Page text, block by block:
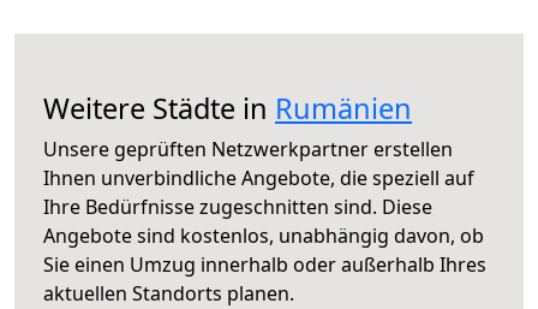
Weitere Städte in Rumänien
Unsere geprüften Netzwerkpartner erstellen
Ihnen unverbindliche Angebote, die speziell auf
Ihre Bedürfnisse zugeschnitten sind. Diese
Angebote sind kostenlos, unabhängig davon, ob
Sie einen Umzug innerhalb oder außerhalb Ihres
aktuellen Standorts planen.